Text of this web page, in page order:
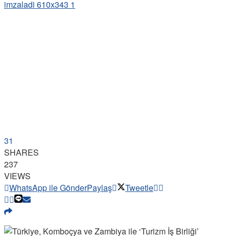
31
SHARES
237
VIEWS
WhatsApp ile GönderPaylaş Tweetle